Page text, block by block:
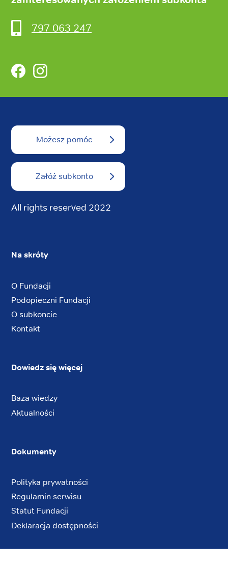
797 063 247
FacebookInstagram
Możesz pomóc
Załóż subkonto
All rights reserved 2022
Na skróty
O Fundacji
Podopieczni Fundacji
O subkoncie
Kontakt
Dowiedz się więcej
Baza wiedzy
Aktualności
Dokumenty
Polityka prywatności
Regulamin serwisu
Statut Fundacji
Deklaracja dostępności